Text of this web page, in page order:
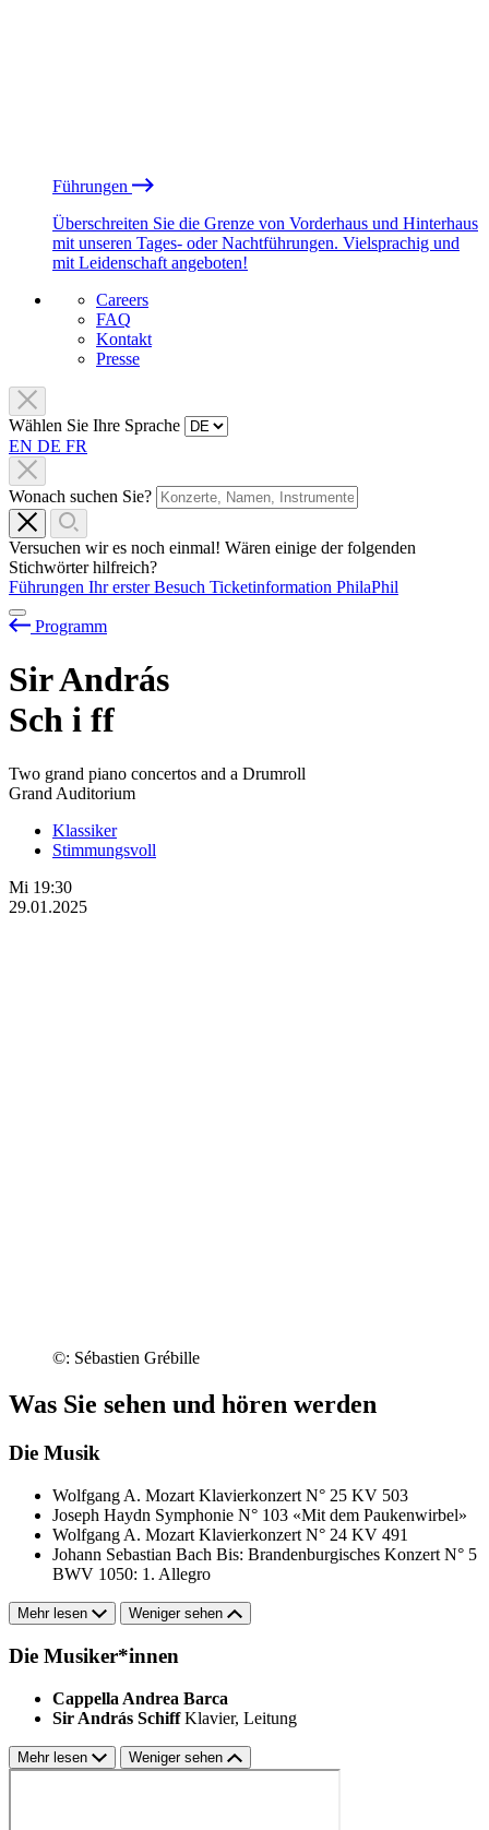
Führungen
Überschreiten Sie die Grenze von Vorderhaus und Hinterhaus
mit unseren Tages- oder Nachtführungen. Vielsprachig und
mit Leidenschaft angeboten!
Careers
FAQ
Kontakt
Presse
Wählen Sie Ihre Sprache
EN DE FR
Wonach suchen Sie?
Versuchen wir es noch einmal! Wären einige der folgenden
Stichwörter hilfreich?
Führungen Ihr erster Besuch Ticketinformation PhilaPhil
Programm
Sir András
Sch i ff
Two grand piano concertos and a Drumroll
Grand Auditorium
Klassiker
Stimmungsvoll
Mi 19:30
29.01.2025
©: Sébastien Grébille
Was Sie sehen und hören werden
Die Musik
Wolfgang A. Mozart Klavierkonzert N° 25 KV 503
Joseph Haydn Symphonie N° 103 «Mit dem Paukenwirbel»
Wolfgang A. Mozart Klavierkonzert N° 24 KV 491
Johann Sebastian Bach Bis: Brandenburgisches Konzert N° 5
BWV 1050: 1. Allegro
Mehr lesen Weniger sehen
Die Musiker*innen
Cappella Andrea Barca
Sir András Schiff Klavier, Leitung
Mehr lesen Weniger sehen